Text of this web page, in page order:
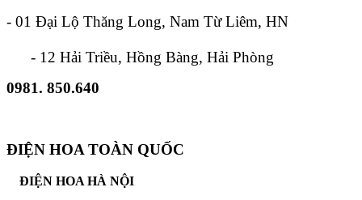
- 01 Đại Lộ Thăng Long, Nam Từ Liêm, HN
- 12 Hải Triều, Hồng Bàng, Hải Phòng
0981. 850.640
ĐIỆN HOA TOÀN QUỐC
ĐIỆN HOA HÀ NỘI